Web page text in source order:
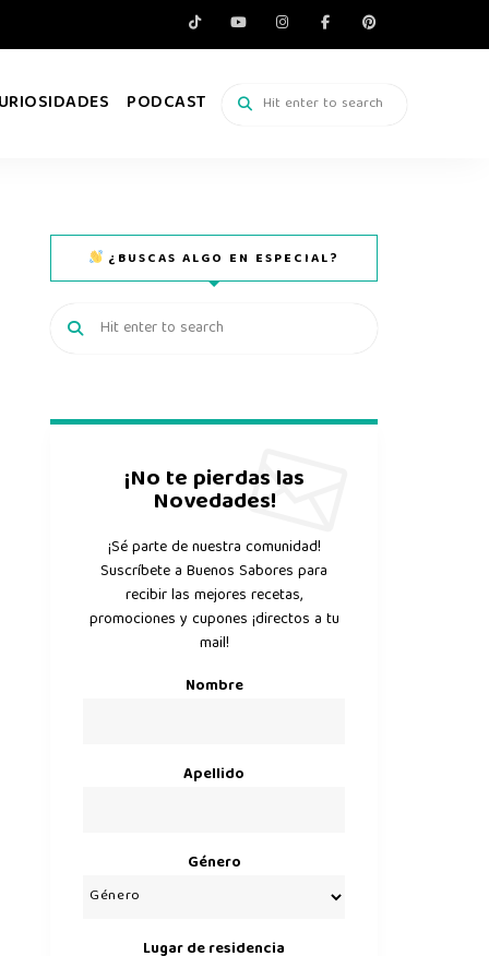
PODCAST
¿BUSCAS ALGO EN ESPECIAL?
¡No te pierdas las
Novedades!
¡Sé parte de nuestra comunidad!
Suscríbete a Buenos Sabores para
recibir las mejores recetas,
promociones y cupones ¡directos a tu
mail!
Nombre
Apellido
Género
Lugar de residencia